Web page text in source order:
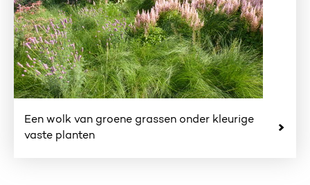
Een wolk van groene grassen onder kleurige
vaste planten